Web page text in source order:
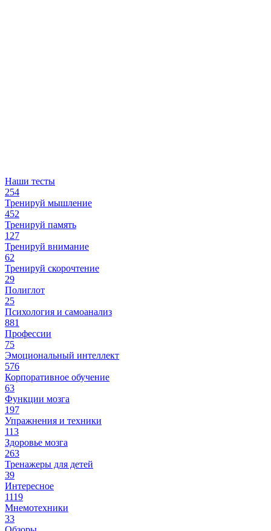
Наши тесты
254
Тренируй мышление
452
Тренируй память
127
Тренируй внимание
62
Тренируй скорочтение
29
Полиглот
25
Психология и самоанализ
881
Профессии
75
Эмоциональный интеллект
576
Корпоративное обучение
63
Функции мозга
197
Упражнения и техники
113
Здоровье мозга
263
Тренажеры для детей
39
Интересное
1119
Мнемотехники
33